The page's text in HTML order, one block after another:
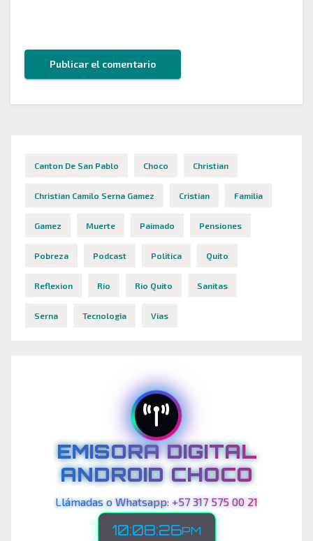
Canton De San Pablo Choco Christian
Christian Camilo Serna Gamez Cristian Familia
Gamez Muerte Paimado Pensiones
Pobreza Podcast Politica Quito
Reflexion Rio Rio Quito Sanitas
Serna Tecnologia Vias
EMISORA DIGITAL
ANDROID CHOCO
Llámadas o Whatsapp: +57 317 575 00 21
10:08:28PM